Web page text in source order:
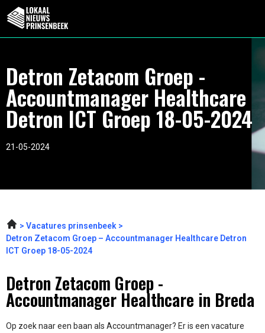
Detron Zetacom Groep -
Accountmanager Healthcare
Detron ICT Groep 18-05-2024
21-05-2024
Vacatures prinsenbeek
Detron Zetacom Groep – Accountmanager Healthcare Detron
ICT Groep 18-05-2024
Detron Zetacom Groep -
Accountmanager Healthcare in Breda
Op zoek naar een baan als Accountmanager? Er is een vacature